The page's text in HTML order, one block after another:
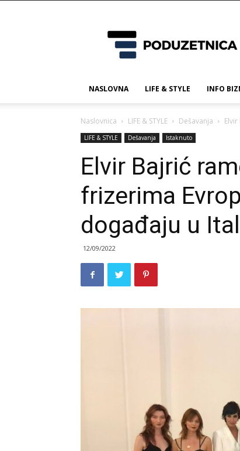
NASLOVNA LIFE & STYLE INFO
Naslovnica LIFE & STYLE Dešavanja
LIFE & STYLE Dešavanja Istaknuto
Elvir Bajrić
frizerima
događaju u
12/09/2022